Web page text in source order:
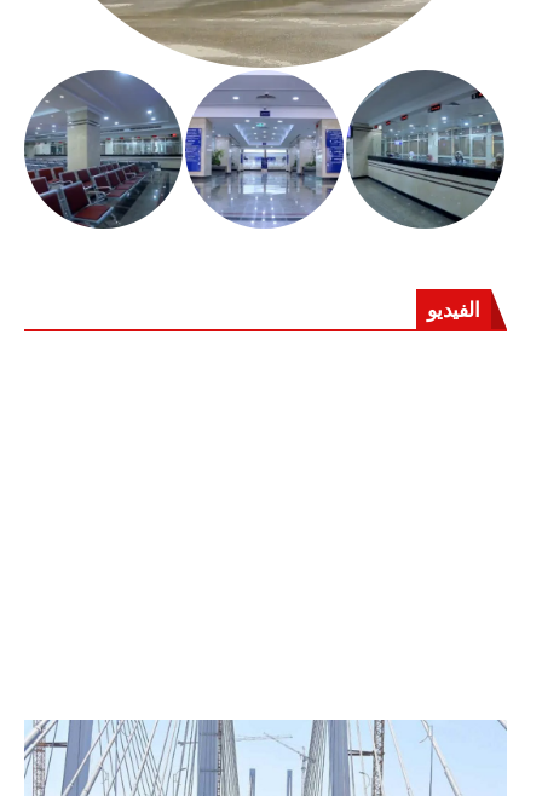
الفيديو
الرئيس عبد الفتاح السيسي يفتتح محور روض الفرج
وكوبري تحيا مصر